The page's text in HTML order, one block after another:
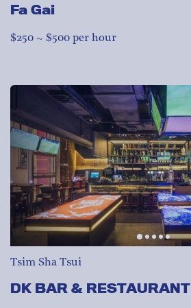
Fa Gai
$250 ~ $500 per hour
Tsim Sha Tsui
DK BAR & RESTAURANT